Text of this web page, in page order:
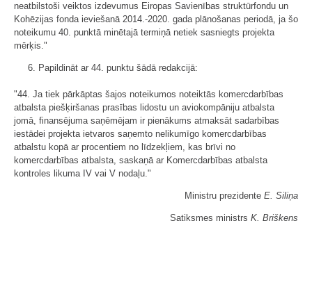
neatbilstoši veiktos izdevumus Eiropas Savienības struktūrfondu un
Kohēzijas fonda ieviešanā 2014.-2020. gada plānošanas periodā, ja šo
noteikumu 40. punktā minētajā termiņā netiek sasniegts projekta
mērķis."
6. Papildināt ar 44. punktu šādā redakcijā:
"44. Ja tiek pārkāptas šajos noteikumos noteiktās komercdarbības
atbalsta piešķiršanas prasības lidostu un aviokompāniju atbalsta
jomā, finansējuma saņēmējam ir pienākums atmaksāt sadarbības
iestādei projekta ietvaros saņemto nelikumīgo komercdarbības
atbalstu kopā ar procentiem no līdzekļiem, kas brīvi no
komercdarbības atbalsta, saskaņā ar Komercdarbības atbalsta
kontroles likuma IV vai V nodaļu."
Ministru prezidente E. Siliņa
Satiksmes ministrs K. Briškens